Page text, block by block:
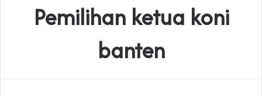
Pemilihan ketua koni
banten